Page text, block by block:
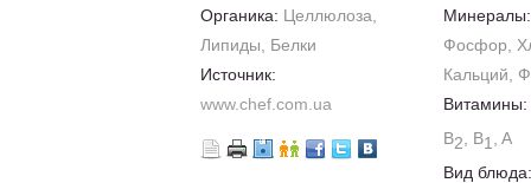
Органика: Целлюлоза,
Липиды, Белки
Источник:
www.chef.com.ua
Фосфор,
Кальций,
Витамины:
B2 , B1
, A
Вид